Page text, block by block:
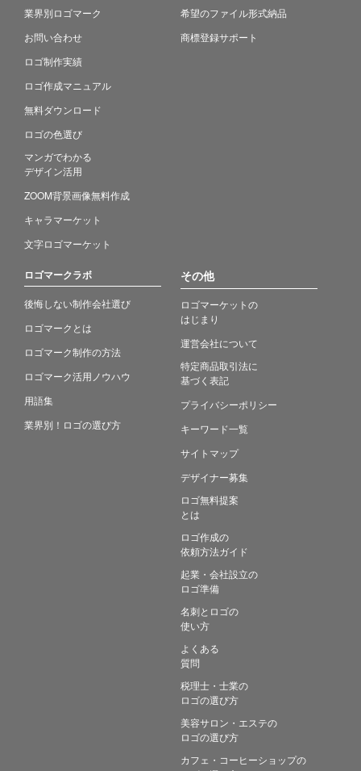
業界別ロゴマーク
お問い合わせ
ロゴ制作実績
ロゴ作成マニュアル
無料ダウンロード
ロゴの色選び
マンガでわかる
デザイン活用
ZOOM背景画像無料作成
キャラマーケット
文字ロゴマーケット
希望のファイル形式納品
商標登録サポート
ロゴマークラボ
後悔しない制作会社選び
ロゴマークとは
ロゴマーク制作の方法
ロゴマーク活用ノウハウ
用語集
業界別！ロゴの選び方
その他
ロゴマーケットの
はじまり
運営会社について
特定商品取引法に
基づく表記
プライバシーポリシー
キーワード一覧
サイトマップ
デザイナー募集
ロゴ無料提案
とは
ロゴ作成の
依頼方法ガイド
起業・会社設立の
ロゴ準備
名刺とロゴの
使い方
よくある
質問
税理士・士業の
ロゴの選び方
美容サロン・エステの
ロゴの選び方
カフェ・コーヒーショップの